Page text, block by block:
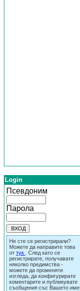
Login
Псевдоним
Парола
Не сте се регистрирали?
Можете да направите това
от тук
. След като се
регистрирате, получавате
няколко предимства -
можете да променяте
изгледа, да конфигурирате
коментарите и публикувате
съобщения със Вашето име